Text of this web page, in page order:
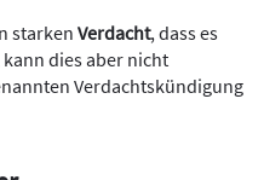
starken Verdacht, dass es
dies aber nicht
Verdachtskündigung